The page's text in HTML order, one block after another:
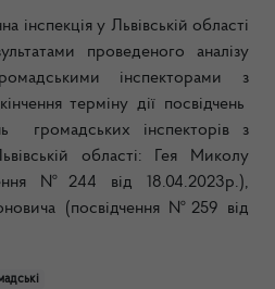
у Львівській області
проведеного аналізу
інспекторами з
терміну дії посвідчень
громадських інспекторів з
області:
Гея Миколу
№244 від 18.04.2023р.),
(посвідчення №259 від